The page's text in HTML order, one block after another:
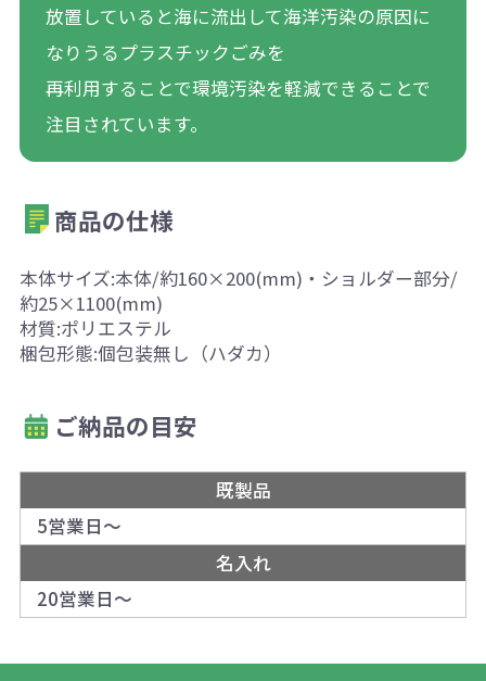
放置していると海に流出して海洋汚染の原因に
なりうるプラスチックごみを
再利用することで環境汚染を軽減できることで
注目されています。
商品の仕様
本体サイズ:本体/約160×200(mm)・ショルダー部分/
約25×1100(mm)
材質:ポリエステル
梱包形態:個包装無し（ハダカ）
ご納品の目安
既製品
5営業日～
名入れ
20営業日～